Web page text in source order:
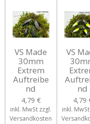
VS Made
30mm
Extrem
Auftreibe
nd
4,79 €
inkl. MwSt zzgl.
Versandkosten
VS
nd
4,79
inkl.